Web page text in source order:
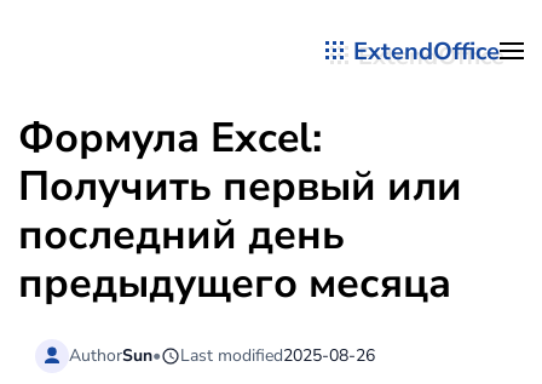
ExtendOffice
Формула Excel:
Получить первый или
последний день
предыдущего месяца
AuthorSun• Last modified2025-08-26